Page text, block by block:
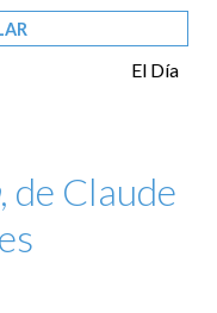
El Día
, de Claude